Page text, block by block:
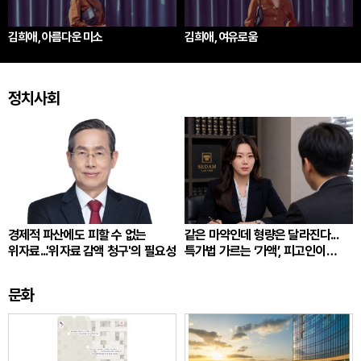
김희애, 아름다운 미소 김희애, 여유로움
정치사회
경제적 파산에도 피할 수 없는
위자료...'위자료 감액 청구'의 필요성
같은 마약인데 형량은 달라진다...
특가법 가르는 ‘가액’, 피고인이
문화